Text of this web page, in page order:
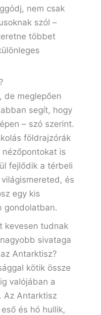
nem csak
szól –
többet
de meglepően
segít, hogy
– szó szerint.
földrajzórák
is
fejlődik a térbeli
és
egy kis
gondolatban.
kevesen tudnak
sivataga
Antarktisz?
kötik össze
valójában a
Az Antarktisz
és hó hullik,